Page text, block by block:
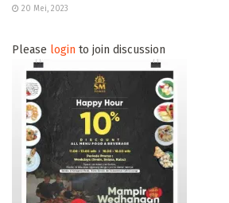
20 Mei, 2023
Please login to join discussion